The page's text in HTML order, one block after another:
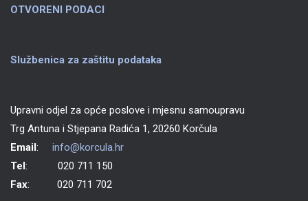
OTVORENI PODACI
Službenica za zaštitu podataka
Upravni odjel za opće poslove i mjesnu samoupravu
Trg Antuna i Stjepana Radića 1, 20260 Korčula
Email: info@korcula.hr
Tel: 020 711 150
Fax: 020 711 702